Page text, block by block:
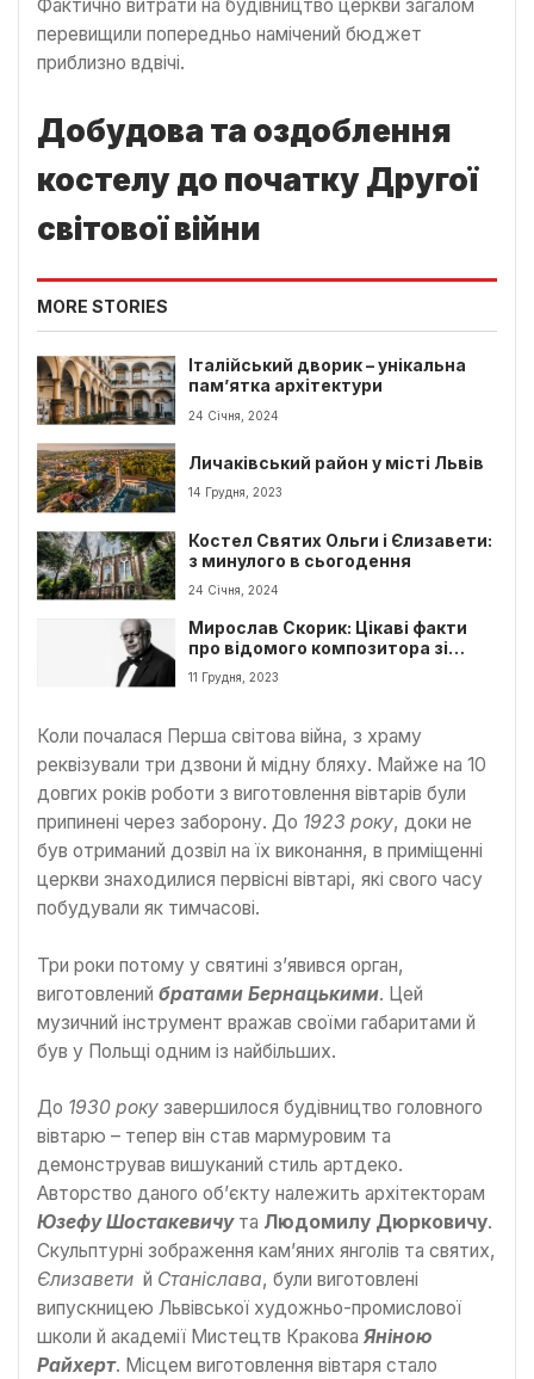
Фактично витрати на будівництво церкви загалом
перевищили попередньо намічений бюджет
приблизно вдвічі.
Добудова та оздоблення
костелу до початку Другої
світової війни
MORE STORIES
Італійський дворик – унікальна
пам’ятка архітектури
24 Січня, 2024
Личаківський район у місті Львів
14 Грудня, 2023
Костел Святих Ольги і Єлизавети:
з минулого в сьогодення
24 Січня, 2024
Мирослав Скорик: Цікаві факти
про відомого композитора зі
Львову
11 Грудня, 2023
Коли почалася Перша світова війна, з храму
реквізували три дзвони й мідну бляху. Майже на 10
довгих років роботи з виготовлення вівтарів були
припинені через заборону. До 1923 року, доки не
був отриманий дозвіл на їх виконання, в приміщенні
церкви знаходилися первісні вівтарі, які свого часу
побудували як тимчасові.
Три роки потому у святині з’явився орган,
виготовлений братами Бернацькими. Цей
музичний інструмент вражав своїми габаритами й
був у Польщі одним із найбільших.
До 1930 року завершилося будівництво головного
вівтарю – тепер він став мармуровим та
демонстрував вишуканий стиль артдеко.
Авторство даного об’єкту належить архітекторам
Юзефу Шостакевичу та Людомилу Дюрковичу.
Скульптурні зображення кам’яних янголів та святих,
Єлизавети й Станіслава, були виготовлені
випускницею Львівської художньо-промислової
школи й академії Мистецтв Кракова Яніною
Райхерт. Місцем виготовлення вівтаря стало